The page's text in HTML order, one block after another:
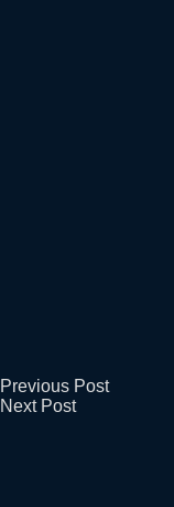
Previous Post
Next Post